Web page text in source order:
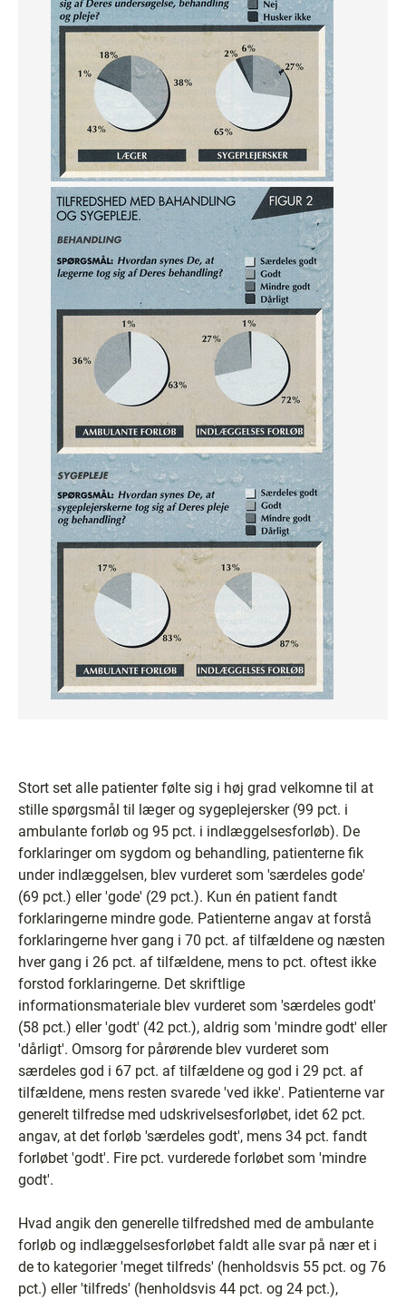
Stort set alle patienter følte sig i høj grad velkomne til at
stille spørgsmål til læger og sygeplejersker (99 pct. i
ambulante forløb og 95 pct. i indlæggelsesforløb). De
forklaringer om sygdom og behandling, patienterne fik
under indlæggelsen, blev vurderet som 'særdeles gode'
(69 pct.) eller 'gode' (29 pct.). Kun én patient fandt
forklaringerne mindre gode. Patienterne angav at forstå
forklaringerne hver gang i 70 pct. af tilfældene og næsten
hver gang i 26 pct. af tilfældene, mens to pct. oftest ikke
forstod forklaringerne. Det skriftlige
informationsmateriale blev vurderet som 'særdeles godt'
(58 pct.) eller 'godt' (42 pct.), aldrig som 'mindre godt' eller
'dårligt'. Omsorg for pårørende blev vurderet som
særdeles god i 67 pct. af tilfældene og god i 29 pct. af
tilfældene, mens resten svarede 'ved ikke'. Patienterne var
generelt tilfredse med udskrivelsesforløbet, idet 62 pct.
angav, at det forløb 'særdeles godt', mens 34 pct. fandt
forløbet 'godt'. Fire pct. vurderede forløbet som 'mindre
godt'.
Hvad angik den generelle tilfredshed med de ambulante
forløb og indlæggelsesforløbet faldt alle svar på nær et i
de to kategorier 'meget tilfreds' (henholdsvis 55 pct. og 76
pct.) eller 'tilfreds' (henholdsvis 44 pct. og 24 pct.),